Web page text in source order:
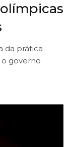
da prática
o governo